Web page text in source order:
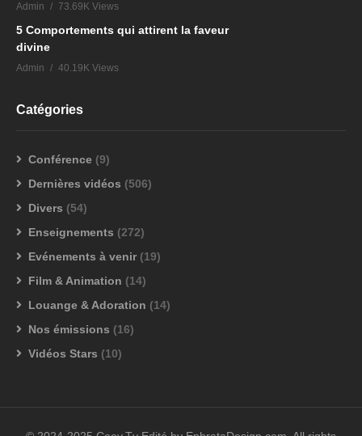
Admin 73.69K Views
5 Comportements qui attirent la faveur
divine
Admin 40.19K Views
Catégories
Conférence (9)
Dernières vidéos (506)
Divers (54)
Enseignements (272)
Evénements à venir (19)
Film & Animation (14)
Louange & Adoration (14)
Nos émissions (16)
Vidéos Stars (10)